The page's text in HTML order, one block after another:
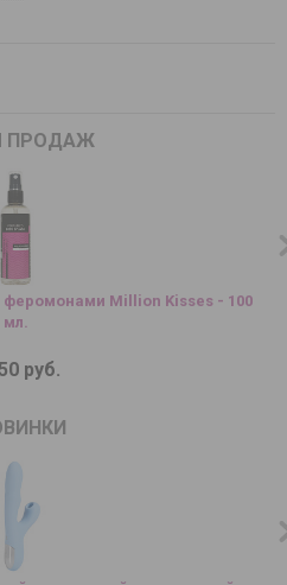
ПРОДАЖ
Million Kisses - 100
мл.
руб.